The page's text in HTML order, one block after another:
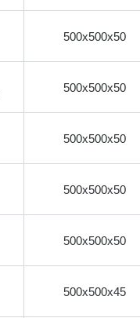
500х500х50
500х500х50
500х500х50
500х500х50
500х500х50
500х500х45